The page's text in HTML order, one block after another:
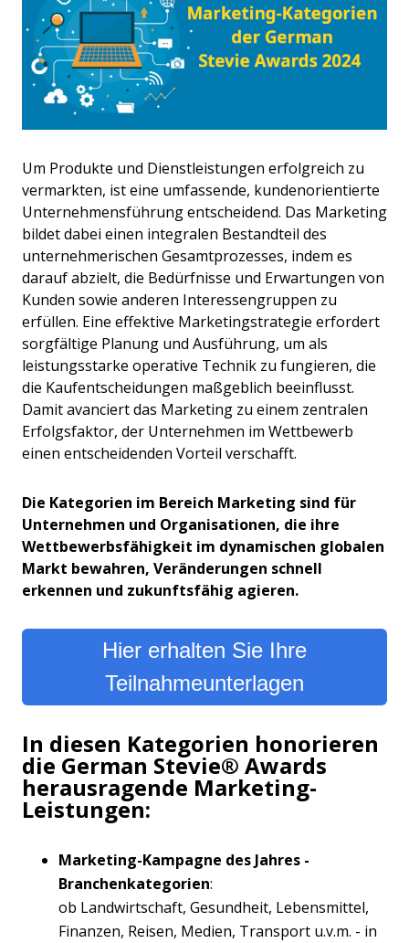
Um Produkte und Dienstleistungen erfolgreich zu
vermarkten, ist eine umfassende, kundenorientierte
Unternehmensführung entscheidend. Das Marketing
bildet dabei einen integralen Bestandteil des
unternehmerischen Gesamtprozesses, indem es
darauf abzielt, die Bedürfnisse und Erwartungen von
Kunden sowie anderen Interessengruppen zu
erfüllen. Eine effektive Marketingstrategie erfordert
sorgfältige Planung und Ausführung, um als
leistungsstarke operative Technik zu fungieren, die
die Kaufentscheidungen maßgeblich beeinflusst.
Damit avanciert das Marketing zu einem zentralen
Erfolgsfaktor, der Unternehmen im Wettbewerb
einen entscheidenden Vorteil verschafft.
Die Kategorien im Bereich Marketing sind für
Unternehmen und Organisationen, die ihre
Wettbewerbsfähigkeit im dynamischen globalen
Markt bewahren, Veränderungen schnell
erkennen und zukunftsfähig agieren.
Hier erhalten Sie Ihre
Teilnahmeunterlagen
In diesen Kategorien honorieren
die German Stevie® Awards
herausragende Marketing-
Leistungen:
Marketing-Kampagne des Jahres -
Branchenkategorien:
ob Landwirtschaft, Gesundheit, Lebensmittel,
Finanzen, Reisen, Medien, Transport u.v.m. - in